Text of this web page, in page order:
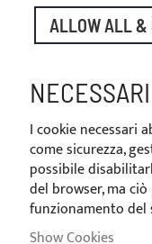
ALLOW ALL &
NECESSARI
I cookie necessari
come sicurezza,
possibile
del browser, ma
funzionamento del
Show Cookies